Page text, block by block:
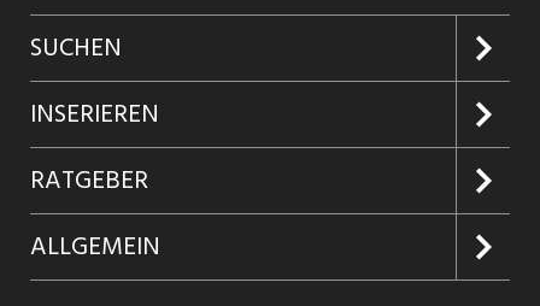
SUCHEN
Jobs suchen
Jobabo
Firmen entdecken
Jobs in Graubünden
INSERIEREN
Kundenlogin
Inserieren
Produkte
RATGEBER
Glossar
ALLGEMEIN